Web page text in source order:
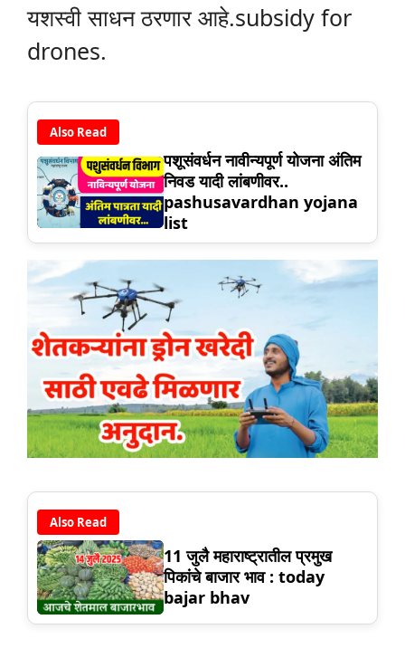
यशस्वी साधन ठरणार आहे.subsidy for
drones.
Also Read
पशूसंवर्धन नावीन्यपूर्ण योजना अंतिम
निवड यादी लांबणीवर..
pashusavardhan yojana
list
Also Read
11 जुलै महाराष्ट्रातील प्रमुख
पिकांचे बाजार भाव : today
bajar bhav